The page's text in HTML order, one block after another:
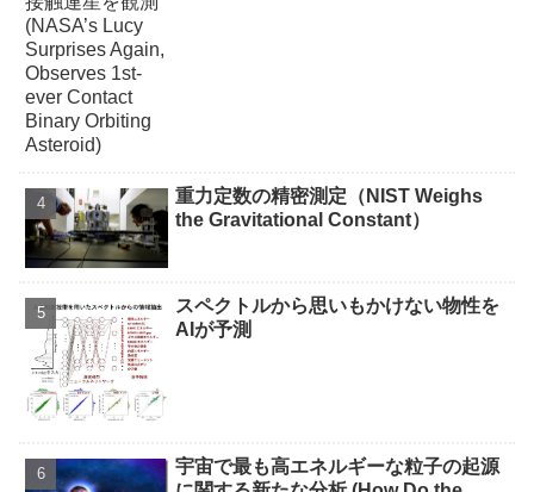
重力定数の精密測定（NIST Weighs
the Gravitational Constant）
スペクトルから思いもかけない物性を
AIが予測
宇宙で最も高エネルギーな粒子の起源